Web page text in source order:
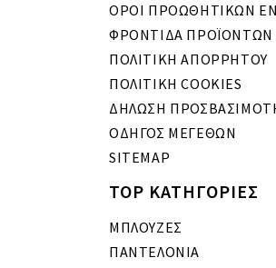
ΟΡΟΙ ΠΡΟΩΘΗΤΙΚΩΝ
ΦΡΟΝΤΙΔΑ ΠΡΟΪΟΝΤΩΝ
ΠΟΛΙΤΙΚΗ ΑΠΟΡΡΗΤΟΥ
ΠΟΛΙΤΙΚΗ COOKIES
ΔΗΛΩΣΗ
ΟΔΗΓΟΣ ΜΕΓΕΘΩΝ
SITEMAP
TOP ΚΑΤΗΓΟΡΙΕΣ
ΜΠΛΟΥΖΕΣ
ΠΑΝΤΕΛΟΝΙΑ